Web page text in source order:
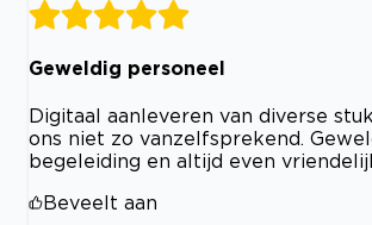
Geweldig personeel
Digitaal aanleveren van diverse
ons niet zo vanzelfsprekend.
begeleiding en altijd even
Beveelt aan